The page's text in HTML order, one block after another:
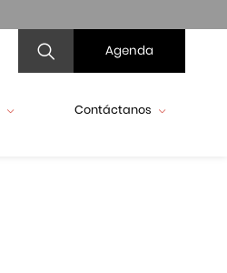
Agenda
Contáctanos